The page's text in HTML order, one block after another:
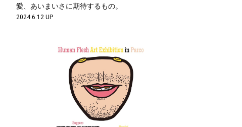
愛、あいまいさに期待するもの。
2024.6.12 UP